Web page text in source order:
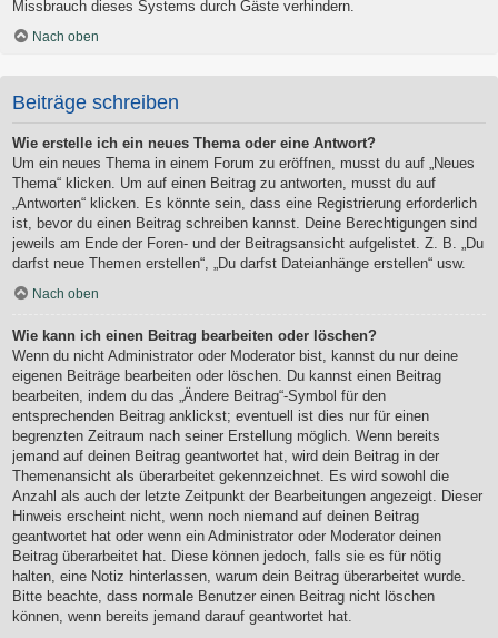
Missbrauch dieses Systems durch Gäste verhindern.
Nach oben
Beiträge schreiben
Wie erstelle ich ein neues Thema oder eine Antwort?
Um ein neues Thema in einem Forum zu eröffnen, musst du auf „Neues
Thema“ klicken. Um auf einen Beitrag zu antworten, musst du auf
„Antworten“ klicken. Es könnte sein, dass eine Registrierung erforderlich
ist, bevor du einen Beitrag schreiben kannst. Deine Berechtigungen sind
jeweils am Ende der Foren- und der Beitragsansicht aufgelistet. Z. B. „Du
darfst neue Themen erstellen“, „Du darfst Dateianhänge erstellen“ usw.
Nach oben
Wie kann ich einen Beitrag bearbeiten oder löschen?
Wenn du nicht Administrator oder Moderator bist, kannst du nur deine
eigenen Beiträge bearbeiten oder löschen. Du kannst einen Beitrag
bearbeiten, indem du das „Ändere Beitrag“-Symbol für den
entsprechenden Beitrag anklickst; eventuell ist dies nur für einen
begrenzten Zeitraum nach seiner Erstellung möglich. Wenn bereits
jemand auf deinen Beitrag geantwortet hat, wird dein Beitrag in der
Themenansicht als überarbeitet gekennzeichnet. Es wird sowohl die
Anzahl als auch der letzte Zeitpunkt der Bearbeitungen angezeigt. Dieser
Hinweis erscheint nicht, wenn noch niemand auf deinen Beitrag
geantwortet hat oder wenn ein Administrator oder Moderator deinen
Beitrag überarbeitet hat. Diese können jedoch, falls sie es für nötig
halten, eine Notiz hinterlassen, warum dein Beitrag überarbeitet wurde.
Bitte beachte, dass normale Benutzer einen Beitrag nicht löschen
können, wenn bereits jemand darauf geantwortet hat.